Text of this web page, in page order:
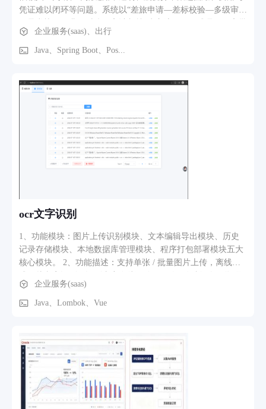
凭证难以闭环等问题。系统以“差旅申请—差标校验—多级审批
人、财务和企业管理员共同使用的一体化工作台。 核心功能包
括：通过自然语言多轮对话创建差旅申请，智能体自动提取出
同完成预算及差标检查；支持按部门和金额配置一至两级审
批；对延误、取消、酒店异常等事件进行负责人、SLA、费用
影响和处置方案管理；归档费用与电子凭证，识别重复票据及
预订差异，财务复核后生成结算批次。 系统同时提供统一待
办、我的差旅、经营分析、预算管理、成员与权限、制度版
本、AI 质量评测、调用日志和连续哈希审计等管理能力。所有
AI 结果均需人工确认，系统不会自动付款、审批、预订或执行
企业服务(saas)、出行
Java、Spring Boot、Pos...
ocr文字识别
1、功能模块：图片上传识别模块、文本编辑导出模块、历史
记录存储模块、本地数据库管理模块、程序打包部署模块五大
核心模块。 2、功能描述：支持单张 / 批量图片上传，离线完
自动存入本地 H2 数据库，支持检索、删除、导出 TXT 文档；
项目可打包为独立 exe 程序，无需联网、无需额外配置环境，
企业服务(saas)
Java、Lombok、Vue